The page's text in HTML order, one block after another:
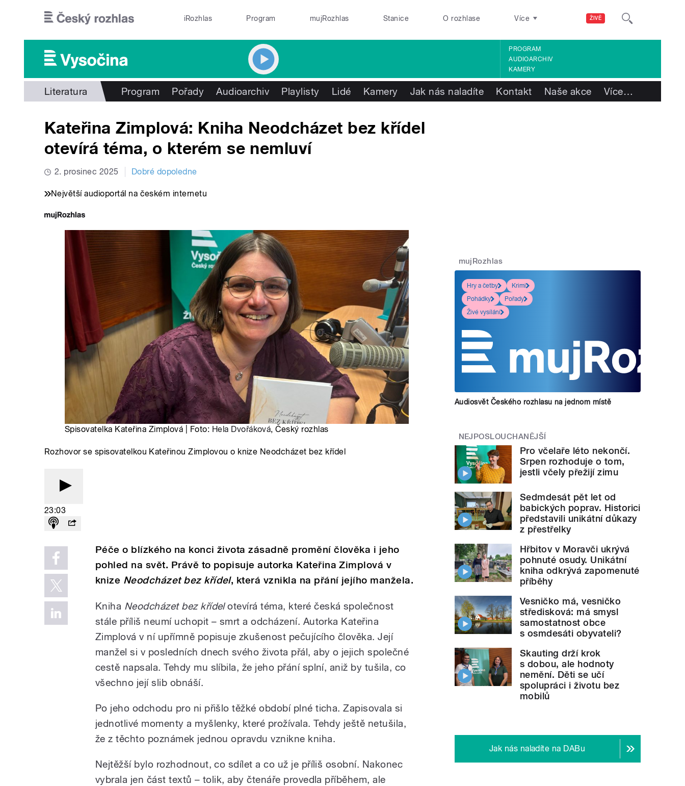
ŽIVĚ
iRozhlas Program mujRozhlas Stanice O rozhlase Více
PROGRAM
AUDIOARCHIV
KAMERY
Literatura Program Pořady Audioarchiv Playlisty Lidé Kamery Jak nás naladíte Kontakt Naše akce Více…
Kateřina Zimplová: Kniha Neodcházet bez křídel
otevírá téma, o kterém se nemluví
2. prosinec 2025 Dobré dopoledne
Největší audioportál na českém internetu
Spisovatelka Kateřina Zimplová | Foto: Hela Dvořáková, Český rozhlas
Rozhovor se spisovatelkou Kateřinou Zimplovou o knize Neodcházet bez křídel
23:03
Péče o blízkého na konci života zásadně promění člověka i jeho
pohled na svět. Právě to popisuje autorka Kateřina Zimplová v
knize Neodcházet bez křídel, která vznikla na přání jejího manžela.
Kniha Neodcházet bez křídelotevírá téma, které česká společnost
stále příliš neumí uchopit – smrt a odcházení. Autorka Kateřina
Zimplová v ní upřímně popisuje zkušenost pečujícího člověka. Její
manžel si v posledních dnech svého života přál, aby o jejich společné
cestě napsala. Tehdy mu slíbila, že jeho přání splní, aniž by tušila, co
všechno její slib obnáší.
Po jeho odchodu pro ni přišlo těžké období plné ticha. Zapisovala si
jednotlivé momenty a myšlenky, které prožívala. Tehdy ještě netušila,
že z těchto poznámek jednou opravdu vznikne kniha.
Nejtěžší bylo rozhodnout, co sdílet a co už je příliš osobní. Nakonec
vybrala jen část textů – tolik, aby čtenáře provedla příběhem, ale
mujRozhlas
Hry a četby
Krimi
Pohádky
Pořady
Živé vysílání
Audiosvět Českého rozhlasu na jednom místě
NEJPOSLOUCHANĚJŠÍ
Pro včelaře léto nekončí.
Srpen rozhoduje o tom,
jestli včely přežijí zimu
Sedmdesát pět let od
babických poprav. Historici
představili unikátní důkazy
z přestřelky
Hřbitov v Moravči ukrývá
pohnuté osudy. Unikátní
kniha odkrývá zapomenuté
příběhy
Vesničko má, vesničko
středisková: má smysl
samostatnost obce
s osmdesáti obyvateli?
Skauting drží krok
s dobou, ale hodnoty
nemění. Děti se učí
spolupráci i životu bez
mobilů
Jak nás naladíte na DABu